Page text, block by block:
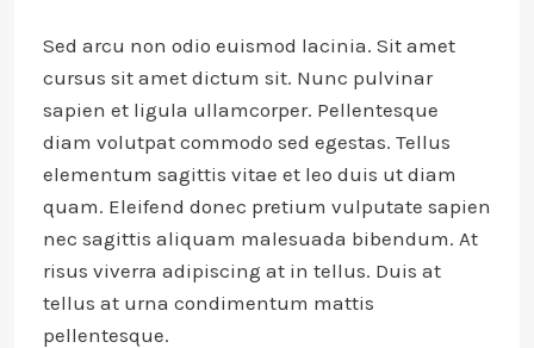
Sed arcu non odio euismod lacinia. Sit amet
cursus sit amet dictum sit. Nunc pulvinar
sapien et ligula ullamcorper. Pellentesque
diam volutpat commodo sed egestas. Tellus
elementum sagittis vitae et leo duis ut diam
quam. Eleifend donec pretium vulputate sapien
nec sagittis aliquam malesuada bibendum. At
risus viverra adipiscing at in tellus. Duis at
tellus at urna condimentum mattis
pellentesque.